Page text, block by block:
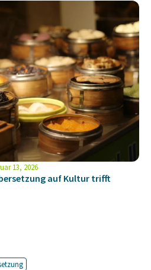
13, 2026
auf Kultur trifft